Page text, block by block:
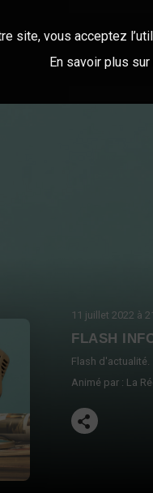
11 juillet 2022 à
FLASH
Flash d'actualité.
Animé par : La
site, vous acceptez
En savoir plus